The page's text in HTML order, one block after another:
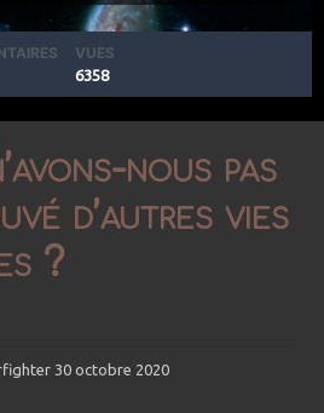
VUES
6358
nous pas
d’autres vies
?
30 octobre 2020